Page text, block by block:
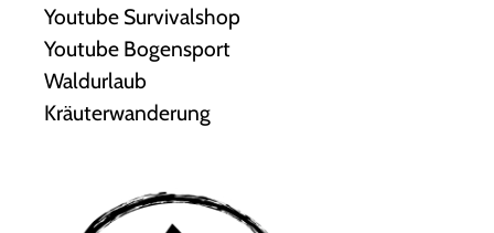
Youtube Survivalshop
Youtube Bogensport
Waldurlaub
Kräuterwanderung